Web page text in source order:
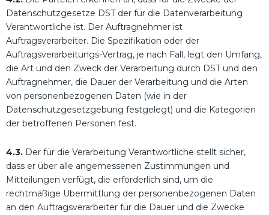
Datenschutzgesetze DST der für die Datenverarbeitung
Verantwortliche ist. Der Auftragnehmer ist
Auftragsverarbeiter. Die Spezifikation oder der
Auftragsverarbeitungs-Vertrag, je nach Fall, legt den Umfang,
die Art und den Zweck der Verarbeitung durch DST und den
Auftragnehmer, die Dauer der Verarbeitung und die Arten
von personenbezogenen Daten (wie in der
Datenschutzgesetzgebung festgelegt) und die Kategorien
der betroffenen Personen fest.
4.3. Der für die Verarbeitung Verantwortliche stellt sicher,
dass er über alle angemessenen Zustimmungen und
Mitteilungen verfügt, die erforderlich sind, um die
rechtmäßige Übermittlung der personenbezogenen Daten
an den Auftragsverarbeiter für die Dauer und die Zwecke